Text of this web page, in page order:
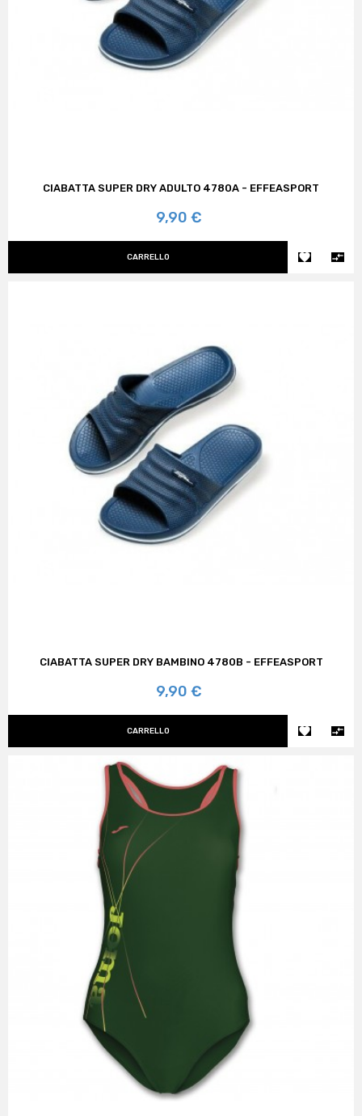
CIABATTA SUPER DRY ADULTO 4780A - EFFEASPORT
Prezzo
9,90 €
CARRELLO  
CIABATTA SUPER DRY BAMBINO 4780B - EFFEASPORT
Prezzo
9,90 €
CARRELLO  